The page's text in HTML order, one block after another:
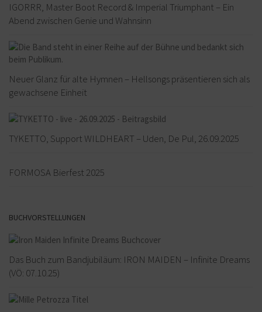
IGORRR, Master Boot Record & Imperial Triumphant – Ein
Abend zwischen Genie und Wahnsinn
Neuer Glanz für alte Hymnen – Hellsongs präsentieren sich als
gewachsene Einheit
TYKETTO, Support WILDHEART – Uden, De Pul, 26.09.2025
FORMOSA Bierfest 2025
BUCHVORSTELLUNGEN
Das Buch zum Bandjubiläum: IRON MAIDEN – Infinite Dreams
(VÖ: 07.10.25)